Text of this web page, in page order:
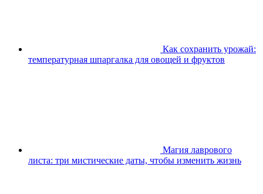
Как сохранить урожай:
температурная шпаргалка для овощей и фруктов
Магия лаврового
листа: три мистические даты, чтобы изменить жизнь